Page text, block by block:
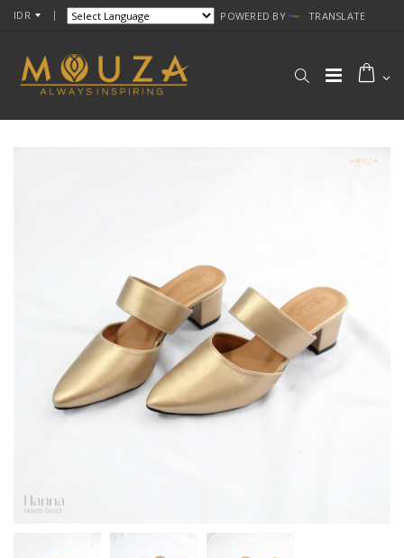
IDR POWERED BY TRANSLATE